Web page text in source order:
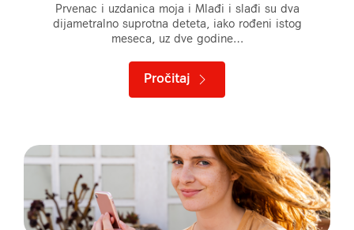
Prvenac i uzdanica moja i Mlađi i slađi su dva
dijametralno suprotna deteta, iako rođeni istog
meseca, uz dve godine…
Pročitaj